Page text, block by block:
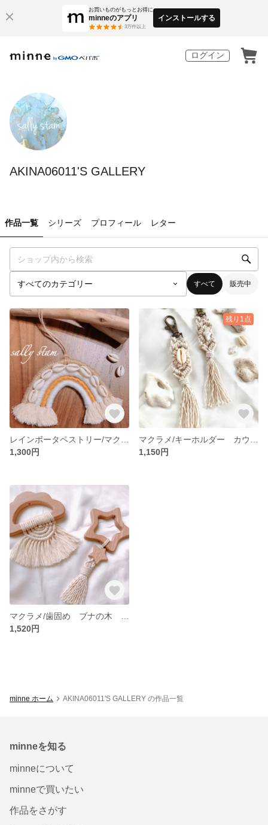
お買いものがもっとお得に
minneのアプリ
3万件以上
インストールする
ログイン
AKINA06011'S GALLERY
作品一覧 シリーズ プロフィール レター
すべて 販売中
1,300円
残り1点
1,150円
1,520円
minne ホーム AKINA06011'S GALLERY の作品一覧
minneを知る
minneについて
minneで買いたい
作品をさがす